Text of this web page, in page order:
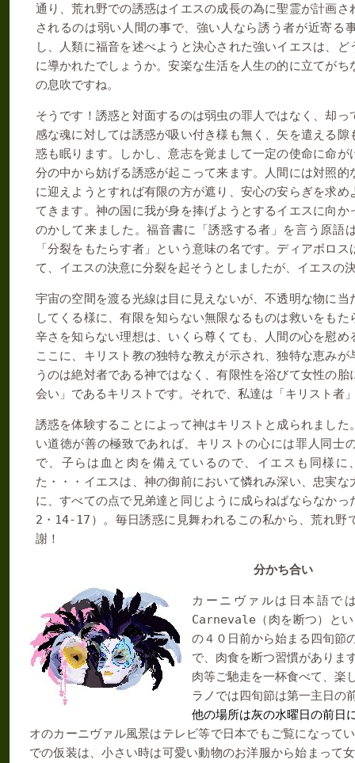
通り、荒れ野での誘惑はイエスの成長の為に聖霊が計画
されるのは弱い人間の事で、強い人なら誘う者が近寄る
し、人類に福音を述べようと決心された強いイエスは、
に導かれたでしょうか。安楽な生活を人生の的に立てが
の息吹ですね。
そうです！誘惑と対面するのは弱虫の罪人ではなく、却
感な魂に対しては誘惑が吸い付き様も無く、矢を遣える
惑も眠ります。しかし、意志を覚まして一定の使命に命
分の中から妨げる誘惑が起こって来ます。人間には対照
に迎えようとすれば有限の方が遮り、安心の安らぎを求
てきます。神の国に我が身を捧げようとするイエスに向
のかして来ました。福音書に「誘惑する者」を言う原語
「分裂をもたらす者」という意味の名です。ディアボロ
て、イエスの決意に分裂を起そうとしましたが、イエスの
宇宙の空間を渡る光線は目に見えないが、不透明な物に
してくる様に、有限を知らない無限なるものは救いをも
辛さを知らない理想は、いくら尊くても、人間の心を慰
ここに、キリスト教の独特な教えが示され、独特な恵み
うのは絶対者である神ではなく、有限性を浴びて女性の
会い」であるキリストです。それで、私達は「キリスト者
誘惑を体験することによって神はキリストと成られまし
い道徳が善の極致であれば、キリストの心には罪人同士
で、子らは血と肉を備えているので、イエスも同様に
た・・・イエスは、神の御前において憐れみ深い、忠実
に、すべての点で兄弟達と同じように成らねばならなか
2 ・ 14-17 ）。毎日誘惑に見舞われるこの私から、荒れ野
謝！
分かち合い
カーニヴァルは日本語で
Carnevale （肉を断つ）と
の４０日前から始まる四旬節
で、肉食を断つ習慣がありま
肉等ご馳走を一杯食べて、楽
ラノでは四旬節は第一主日の
他の場所は灰の水曜日の前日
オのカーニヴァル風景はテレビ等で日本でもご覧になって
での仮装は、小さい時は可愛い動物のお洋服から始まって